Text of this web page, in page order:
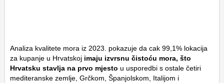
Analiza kvalitete mora iz 2023. pokazuje da cak 99,1% lokacija
za kupanje u Hrvatskoj imaju izvrsnu čistoću mora, što
Hrvatsku stavlja na prvo mjesto u usporedbi s ostale četiri
mediteranske zemlje, Grčkom, Španjolskom, Italijom i